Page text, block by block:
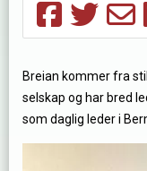
Breian kommer fra
selskap og har bred
som daglig leder i